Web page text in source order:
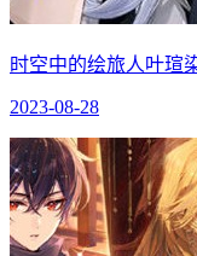
时空中的绘旅人叶瑄
2023-08-28